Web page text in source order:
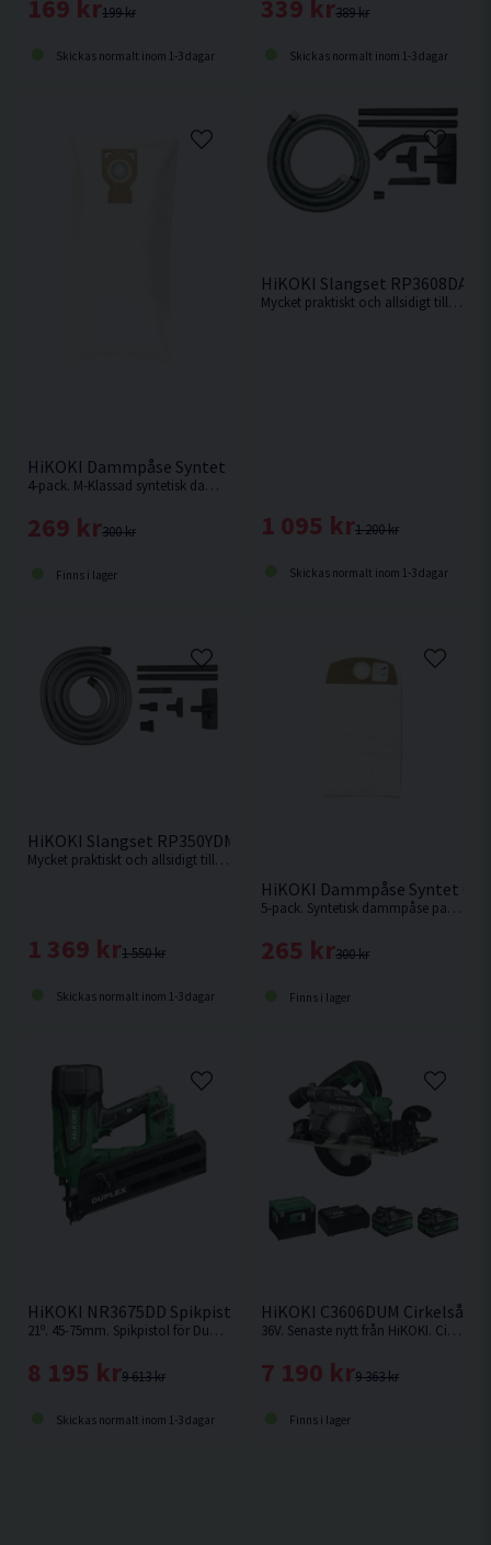
199 kr
169 kr
Skickas normalt inom 1-3 dagar
389 kr
339 kr
Skickas normalt inom 1-3 dagar
HiKOKI Dammpåse Syntet 16,5L M-Klass 4st
4-pack. M-Klassad syntetisk dammpåse på 16,5L.
300 kr
269 kr
Finns i lager
HiKOKI Slangset RP3608DA/
Mycket praktiskt och allsidigt tillbehörsset för dammsugare.
1 200 kr
1 095 kr
Skickas normalt inom 1-3 dagar
HiKOKI Slangset RP350YDM/YDH
Mycket praktiskt och allsidigt tillbehörsset för dammsugare.
1 550 kr
1 369 kr
Skickas normalt inom 1-3 dagar
HiKOKI Dammpåse Syntet 6L
5-pack. Syntetisk dammpåse passande HiKOKI RP18DA / RP18DLA.
300 kr
265 kr
Finns i lager
HiKOKI NR3675DD Spikpistol f. Form 36V
21º. 45-75mm. Spikpistol för Duplexbandade blanka dubbelhuvudspikar för formsättning, tillfällig infästning etc. Levereras utan batteri och laddare.
9 613 kr
8 195 kr
Skickas normalt inom 1-3 dagar
HiKOKI C3606DUM Cirkelsåg
36V. Senaste nytt från HiKOKI. Cirkelsåg som kan fästas på skena.
9 363 kr
7 190 kr
Finns i lager